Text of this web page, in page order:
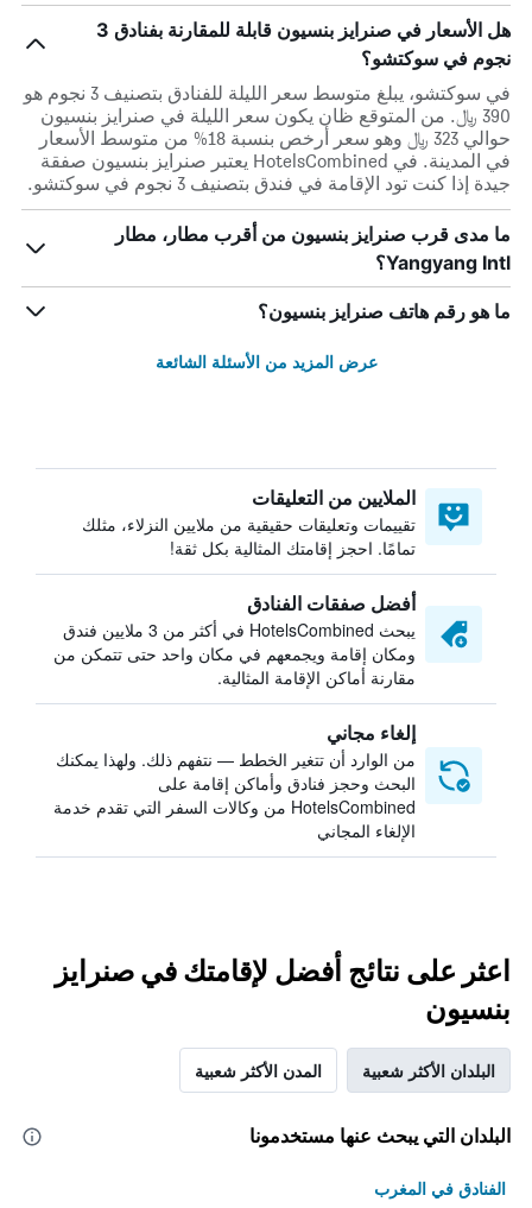
هل الأسعار في صنرايز بنسيون قابلة للمقارنة بفنادق 3
نجوم في سوكتشو؟
في سوكتشو، يبلغ متوسط ​​سعر الليلة للفنادق بتصنيف 3 نجوم هو
390 ﷼. من المتوقع ظان يكون سعر الليلة في صنرايز بنسيون
حوالي 323 ﷼ وهو سعر أرخص بنسبة 18% من متوسط الأسعار
في المدينة. في HotelsCombined يعتبر صنرايز بنسيون صفقة
جيدة إذا كنت تود الإقامة في فندق بتصنيف 3 نجوم في سوكتشو.
ما مدى قرب صنرايز بنسيون من أقرب مطار، مطار
Yangyang Intl؟
ما هو رقم هاتف صنرايز بنسيون؟
عرض المزيد من الأسئلة الشائعة
الملايين من التعليقات
تقييمات وتعليقات حقيقية من ملايين النزلاء، مثلك
تمامًا. احجز إقامتك المثالية بكل ثقة!
أفضل صفقات الفنادق
يبحث HotelsCombined في أكثر من 3 ملايين فندق
ومكان إقامة ويجمعهم في مكان واحد حتى تتمكن من
مقارنة أماكن الإقامة المثالية.
إلغاء مجاني
من الوارد أن تتغير الخطط — نتفهم ذلك. ولهذا يمكنك
البحث وحجز فنادق وأماكن إقامة على
HotelsCombined من وكالات السفر التي تقدم خدمة
الإلغاء المجاني
اعثر على نتائج أفضل لإقامتك في صنرايز
بنسيون
البلدان الأكثر شعبية المدن الأكثر شعبية
البلدان التي يبحث عنها مستخدمونا
الفنادق في المغرب